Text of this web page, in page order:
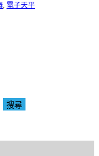
電子天平
搜尋